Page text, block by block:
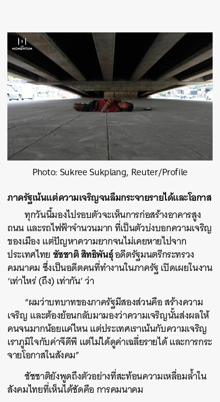
Photo: Sukree Sukplang, Reuter/Profile
ภาครัฐเน้นแต่ความเจริญจนลืมกระจายรายได้และโอกาส
ทุกวันนี้มองไปรอบตัวจะเห็นการก่อสร้างอาคารสูง
ถนน และรถไฟฟ้าจำนวนมาก ที่เป็นตัวบ่งบอกความเจริญ
ของเมือง แต่ปัญหาความยากจนไม่เคยหายไปจาก
ประเทศไทยชัชชาติ สิทธิพันธุ์อดีตรัฐมนตรีกระทรวง
คมนาคม ซึ่งเป็นอดีตคนที่ทำงานในภาครัฐ เปิดเผยในงาน
‘เท่าไหร่ (ถึง) เท่ากัน’ ว่า
“ผมว่าบทบาทของภาครัฐมีสองส่วนคือ สร้างความ
เจริญ และต้องย้อนกลับมามองว่าความเจริญนั้นส่งผลให้
คนจนมากน้อยแค่ไหน แต่ประเทศเราเน้นกับความเจริญ
เราภูมิใจกับค่าจีดีพี แต่ไม่ได้ดูค่าเฉลี่ยรายได้ และการกระ
จายโอกาสในสังคม”
ชัชชาติยังพูดถึงตัวอย่างที่สะท้อนความเหลื่อมล้ำใน
สังคมไทยที่เห็นได้ชัดคือ การคมนาคม